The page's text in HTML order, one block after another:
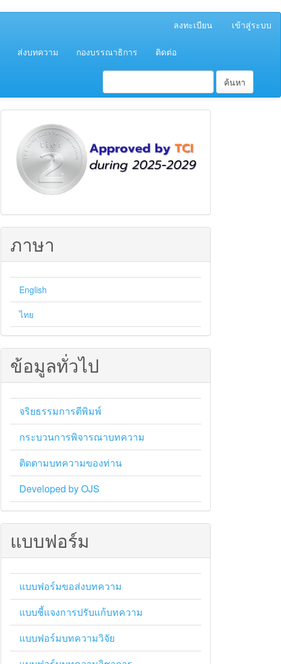
ลงทะเบียน เข้าสู่ระบบ
ส่งบทความ กองบรรณาธิการ ติดต่อ
ค้นหา
ฐาน
ข้อมูล
TCI
ภาษา
English
ไทย
ข้อมูลทั่วไป
จริยธรรมการตีพิมพ์
กระบวนการพิจารณาบทความ
ติดตามบทความของท่าน
Developed by OJS
แบบฟอร์ม
แบบฟอร์มขอส่งบทความ
แบบชี้แจงการปรับแก้บทความ
แบบฟอร์มบทความวิจัย